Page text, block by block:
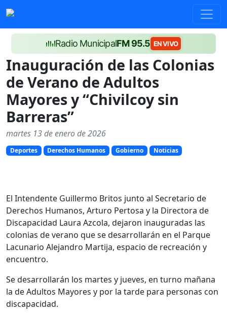
Radio MunicipalFM 95.5 EN VIVO
Inauguración de las Colonias
de Verano de Adultos
Mayores y “Chivilcoy sin
Barreras”
martes 13 de enero de 2026
Deportes Derechos Humanos Gobierno Noticias
El Intendente Guillermo Britos junto al Secretario de
Derechos Humanos, Arturo Pertosa y la Directora de
Discapacidad Laura Azcola, dejaron inauguradas las
colonias de verano que se desarrollarán en el Parque
Lacunario Alejandro Martija, espacio de recreación y
encuentro.
Se desarrollarán los martes y jueves, en turno mañana
la de Adultos Mayores y por la tarde para personas con
discapacidad.